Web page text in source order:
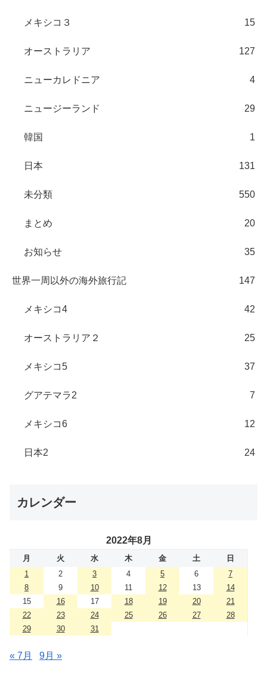
メキシコ３ 15
オーストラリア 127
ニューカレドニア 4
ニュージーランド 29
韓国 1
日本 131
未分類 550
まとめ 20
お知らせ 35
世界一周以外の海外旅行記 147
メキシコ4 42
オーストラリア２ 25
メキシコ5 37
グアテマラ2 7
メキシコ6 12
日本2 24
カレンダー
2022年8月
月 火 水 木 金 土
日
1
2 3 4 5 6
7
8
9 10 11 12 13
14
15
16 17 18 19 20
21
22
23 24 25 26 27
28
29
30 31
« 7月 9月 »